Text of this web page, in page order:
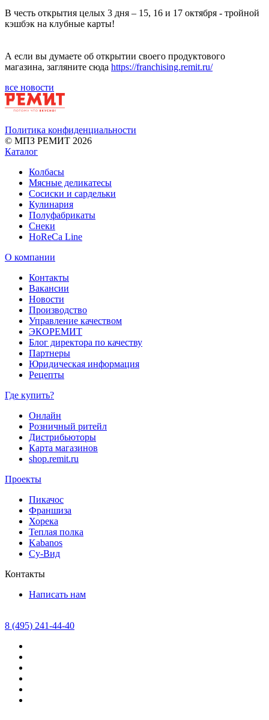
В честь открытия целых 3 дня – 15, 16 и 17 октября - тройной
кэшбэк на клубные карты!
А если вы думаете об открытии своего продуктового
магазина, загляните сюда https://franchising.remit.ru/
все новости
Политика конфиденциальности
© МПЗ РЕМИТ 2026
Каталог
Колбасы
Мясные деликатесы
Сосиски и сардельки
Кулинария
Полуфабрикаты
Снеки
HoReCa Line
О компании
Контакты
Вакансии
Новости
Производство
Управление качеством
ЭКОРЕМИТ
Блог директора по качеству
Партнеры
Юридическая информация
Рецепты
Где купить?
Онлайн
Розничный ритейл
Дистрибьюторы
Карта магазинов
shop.remit.ru
Проекты
Пикачос
Франшиза
Хорека
Теплая полка
Kabanos
Су-Вид
Контакты
Написать нам
8 (495) 241-44-40